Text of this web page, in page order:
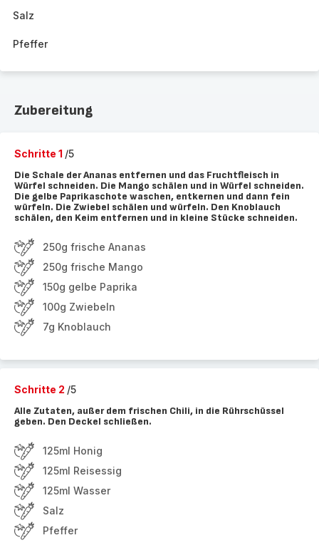
Salz
Pfeffer
Zubereitung
Schritte 1 /5
Die Schale der Ananas entfernen und das Fruchtfleisch in
Würfel schneiden. Die Mango schälen und in Würfel schneiden.
Die gelbe Paprikaschote waschen, entkernen und dann fein
würfeln. Die Zwiebel schälen und würfeln. Den Knoblauch
schälen, den Keim entfernen und in kleine Stücke schneiden.
250g frische Ananas
250g frische Mango
150g gelbe Paprika
100g Zwiebeln
7g Knoblauch
Schritte 2 /5
Alle Zutaten, außer dem frischen Chili, in die Rührschüssel
geben. Den Deckel schließen.
125ml Honig
125ml Reisessig
125ml Wasser
Salz
Pfeffer